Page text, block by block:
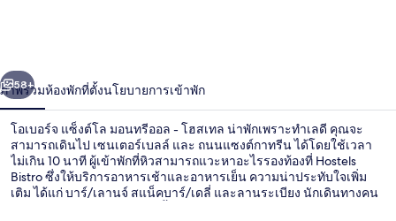
มอ
นท
ออล
า
ถัดไป
58+
ภาพรวมห้องพักที่ตั้งนโยบายการเข้าพัก
โอเบอร์จ แซ็งต์โล มอนทรีออล - โฮสเทล น่าพักเพราะทำเลดี คุณจะ
สามารถเดินไป เซนเตอร์เบลล์ และ ถนนแซงต์กาทรีน ได้โดยใช้เวลา
ไม่เกิน 10 นาที ผู้เข้าพักที่หิวสามารถแวะหาอะไรรองท้องที่ Hostels
Bistro ซึ่งให้บริการอาหารเช้าและอาหารเย็น ความน่าประทับใจเพิ่ม
เติม ได้แก่ บาร์/เลานจ์ สแน็คบาร์/เดลี่ และลานระเบียง นักเดินทางคน